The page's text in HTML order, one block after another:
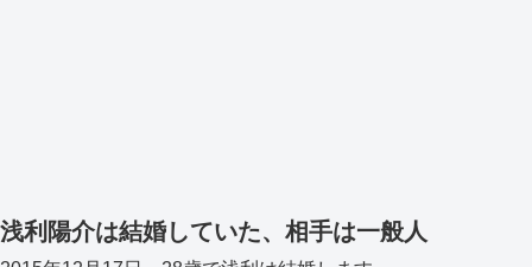
浅利陽介は結婚していた、相手は一般人